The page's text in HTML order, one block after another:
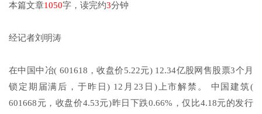
本篇文章1050字，读完约3分钟
经记者刘明涛
在中国中冶( 601618，收盘价5.22元) 12.34亿股网售股票3个月
锁定期届满后，于昨日) 12月23日)上市解禁。 中国建筑(
601668元，收盘价4.53元)昨日下跌0.66%，仅比4.18元的发行